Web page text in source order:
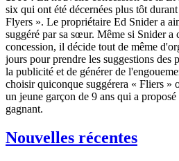
six qui ont été décernées plus tôt
Flyers ». Le propriétaire Ed Snider a
suggéré par sa sœur. Même si Snider a
concession, il décide tout de même
jours pour prendre les suggestions des
la publicité et de générer de
choisir quiconque suggérera « Fliers »
un jeune garçon de 9 ans qui a
gagnant.
Nouvelles récentes